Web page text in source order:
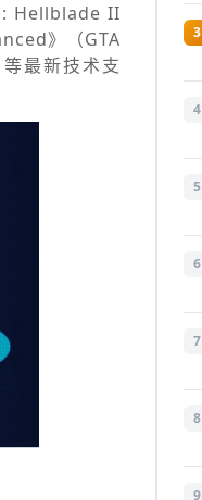
Hellblade II
》（GTA
最新技术支
3
4
5
6
7
8
9